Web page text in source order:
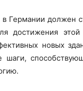
Германии должен
достижения
новых
шаги,